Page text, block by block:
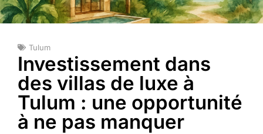
Tulum
Investissement dans
des villas de luxe à
Tulum : une opportunité
à ne pas manquer